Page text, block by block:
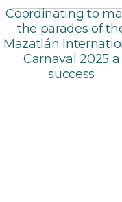
Coordinating to
the parades of
Mazatlán
Carnaval 2025 a
success